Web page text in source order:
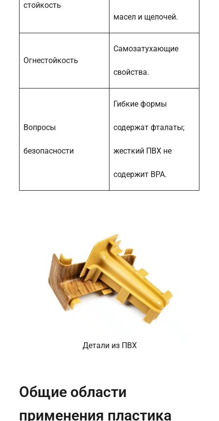
стойкость
масел и щелочей.
Огнестойкость
Самозатухающие
свойства.
Вопросы
безопасности
Гибкие формы
содержат фталаты;
жесткий ПВХ не
содержит BPA.
Детали из ПВХ
Общие области
применения пластика